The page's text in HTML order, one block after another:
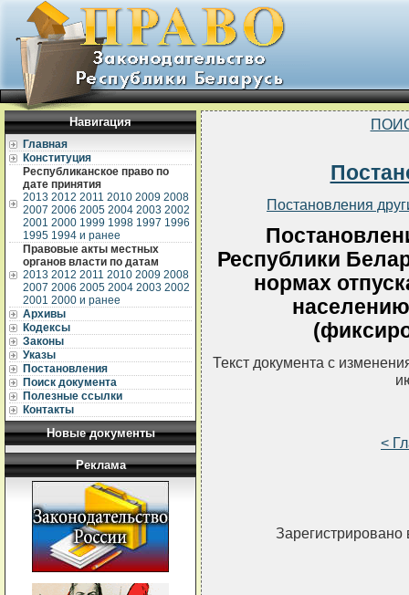
Навигация
Главная
Конституция
Республиканское право по
дате принятия
2013 2012 2011 2010 2009 2008
2007 2006 2005 2004 2003 2002
2001 2000 1999 1998 1997 1996
1995 1994 и ранее
Правовые акты местных
органов власти по датам
2013 2012 2011 2010 2009 2008
2007 2006 2005 2004 2003 2002
2001 2000 и ранее
Архивы
Кодексы
Законы
Указы
Постановления
Поиск документа
Полезные ссылки
Контакты
Новые документы
Реклама
Постановления
Республики
нормах
Текст документа с
<